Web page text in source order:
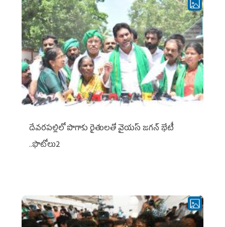
దేవరపల్లిలో పొగాకు రైతులతో వైయస్ జగన్ భేటీ
..ఫొటోలు2